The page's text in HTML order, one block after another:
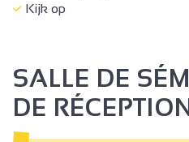
Kijk op
SALLE DE
DE